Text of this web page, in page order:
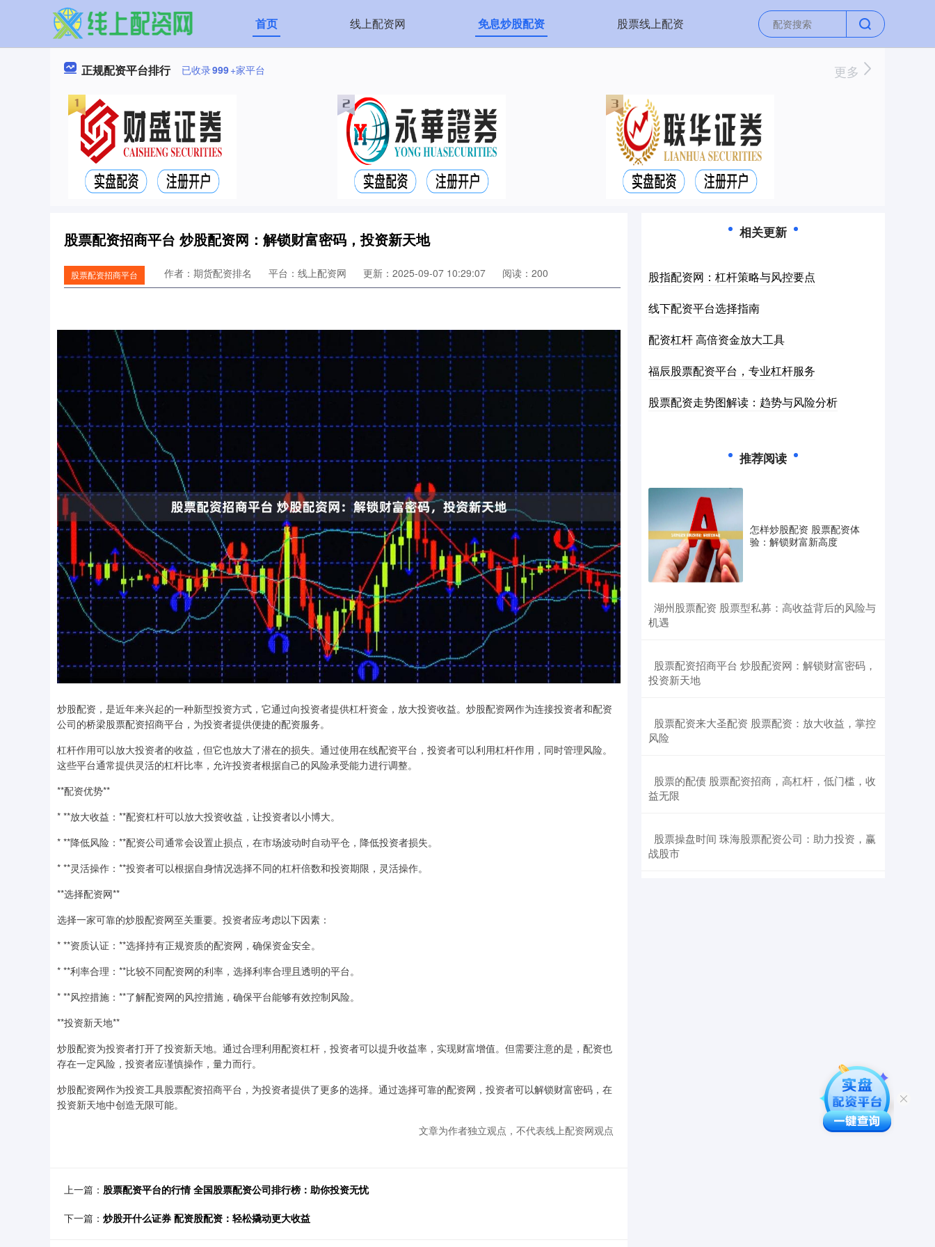
首页 线上配资网 免息炒股配资 股票线上配资
正规配资平台排行 已收录999+家平台 更多
股票配资招商平台 炒股配资网：解锁财富密码，投资新天地
股票配资招商平台 作者：期货配资排名 平台：线上配资网 更新：2025-09-07 10:29:07 阅读：200
炒股配资，是近年来兴起的一种新型投资方式，它通过向投资者提供杠杆资金，放大投资收益。炒股配资网作为连接投资者和配资
公司的桥梁股票配资招商平台，为投资者提供便捷的配资服务。
杠杆作用可以放大投资者的收益，但它也放大了潜在的损失。通过使用在线配资平台，投资者可以利用杠杆作用，同时管理风险。
这些平台通常提供灵活的杠杆比率，允许投资者根据自己的风险承受能力进行调整。
**配资优势**
* **放大收益：**配资杠杆可以放大投资收益，让投资者以小博大。
* **降低风险：**配资公司通常会设置止损点，在市场波动时自动平仓，降低投资者损失。
* **灵活操作：**投资者可以根据自身情况选择不同的杠杆倍数和投资期限，灵活操作。
**选择配资网**
选择一家可靠的炒股配资网至关重要。投资者应考虑以下因素：
* **资质认证：**选择持有正规资质的配资网，确保资金安全。
* **利率合理：**比较不同配资网的利率，选择利率合理且透明的平台。
* **风控措施：**了解配资网的风控措施，确保平台能够有效控制风险。
**投资新天地**
炒股配资为投资者打开了投资新天地。通过合理利用配资杠杆，投资者可以提升收益率，实现财富增值。但需要注意的是，配资也
存在一定风险，投资者应谨慎操作，量力而行。
炒股配资网作为投资工具股票配资招商平台，为投资者提供了更多的选择。通过选择可靠的配资网，投资者可以解锁财富密码，在
投资新天地中创造无限可能。
文章为作者独立观点，不代表线上配资网观点
上一篇： 股票配资平台的行情 全国股票配资公司排行榜：助你投资无忧
下一篇： 炒股开什么证券 配资股配资：轻松撬动更大收益
相关更新
股指配资网：杠杆策略与风控要点
线下配资平台选择指南
配资杠杆 高倍资金放大工具
福辰股票配资平台，专业杠杆服务
股票配资走势图解读：趋势与风险分析
推荐阅读
怎样炒股配资 股票配资体
验：解锁财富新高度
​湖州股票配资 股票型私募：高收益背后的风险与
机遇
​股票配资招商平台 炒股配资网：解锁财富密码，
投资新天地
​股票配资来大圣配资 股票配资：放大收益，掌控
风险
​股票的配债 股票配资招商，高杠杆，低门槛，收
益无限
​股票操盘时间 珠海股票配资公司：助力投资，赢
战股市